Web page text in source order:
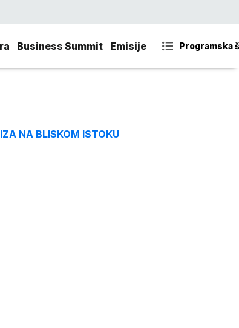
Business Summit Emisije Programska
NA BLISKOM ISTOKU